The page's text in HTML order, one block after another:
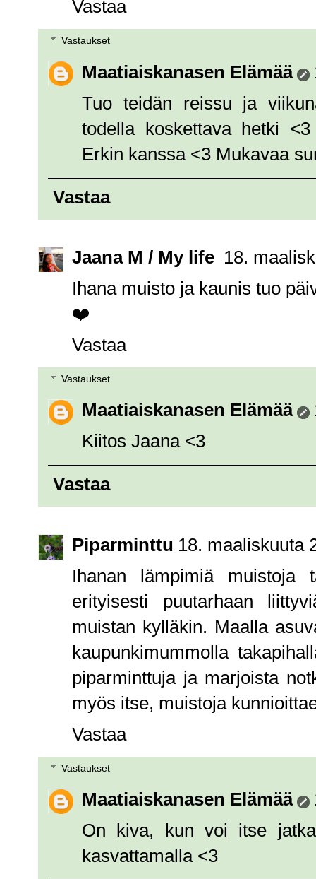
Vastaa
Vastaukset
Maatiaiskanasen Elämää
Tuo teidän reissu ja
todella koskettava hetki
Erkin kanssa <3 Mukavaa
Vastaa
Jaana M / My life 18.
Ihana muisto ja kaunis tuo
❤️
Vastaa
Vastaukset
Maatiaiskanasen Elämää
Kiitos Jaana <3
Vastaa
Piparminttu 18. maaliskuuta
Ihanan lämpimiä muistoja
erityisesti puutarhaan
muistan kylläkin. Maalla
kaupunkimummolla
piparminttuja ja marjoista
myös itse, muistoja
Vastaa
Vastaukset
Maatiaiskanasen Elämää
On kiva, kun voi itse
kasvattamalla <3